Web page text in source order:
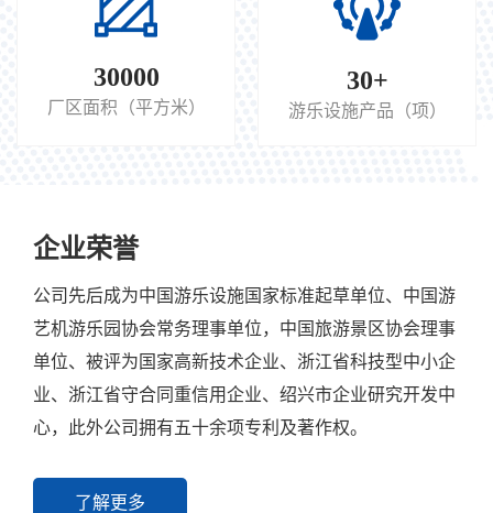
30000
厂区面积（平方米）
30+
游乐设施产品（项）
企业荣誉
公司先后成为中国游乐设施国家标准起草单位、中国游
艺机游乐园协会常务理事单位，中国旅游景区协会理事
单位、被评为国家高新技术企业、浙江省科技型中小企
业、浙江省守合同重信用企业、绍兴市企业研究开发中
心，此外公司拥有五十余项专利及著作权。
了解更多